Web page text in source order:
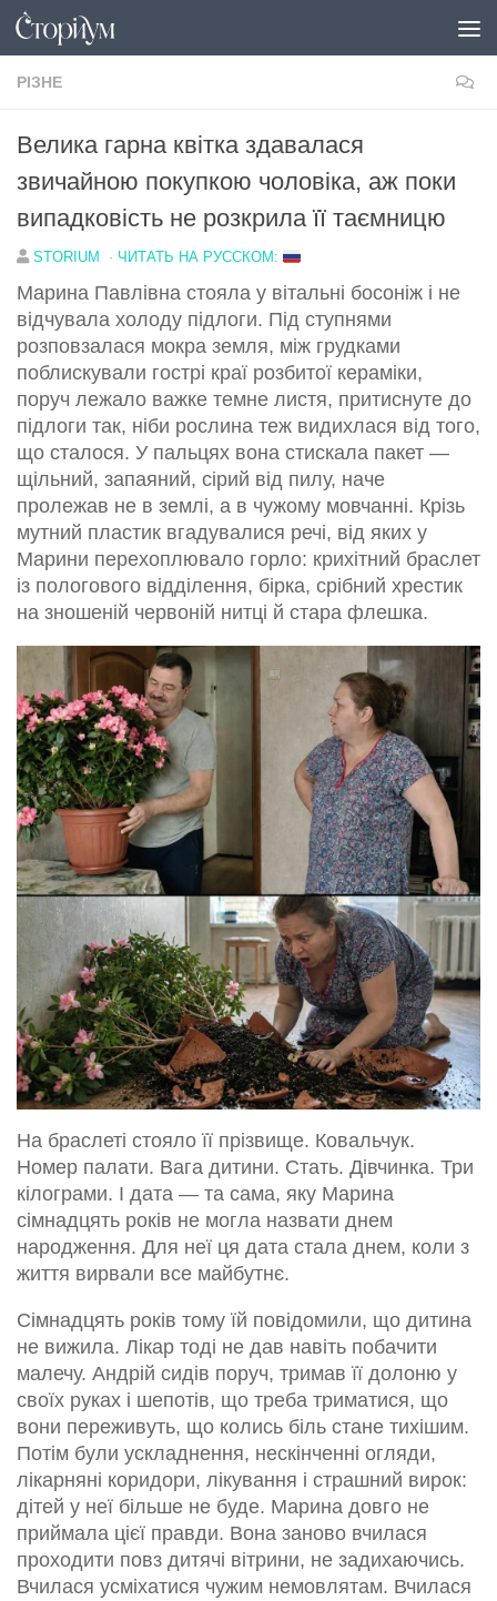
Перейти до вмісту
РІЗНЕ
Велика гарна квітка здавалася
звичайною покупкою чоловіка, аж поки
випадковість не розкрила її таємницю
STORIUM · ЧИТАТЬ НА РУССКОМ:
Марина Павлівна стояла у вітальні босоніж і не
відчувала холоду підлоги. Під ступнями
розповзалася мокра земля, між грудками
поблискували гострі краї розбитої кераміки,
поруч лежало важке темне листя, притиснуте до
підлоги так, ніби рослина теж видихлася від того,
що сталося. У пальцях вона стискала пакет —
щільний, запаяний, сірий від пилу, наче
пролежав не в землі, а в чужому мовчанні. Крізь
мутний пластик вгадувалися речі, від яких у
Марини перехоплювало горло: крихітний браслет
із пологового відділення, бірка, срібний хрестик
на зношеній червоній нитці й стара флешка.
На браслеті стояло її прізвище. Ковальчук.
Номер палати. Вага дитини. Стать. Дівчинка. Три
кілограми. І дата — та сама, яку Марина
сімнадцять років не могла назвати днем
народження. Для неї ця дата стала днем, коли з
життя вирвали все майбутнє.
Сімнадцять років тому їй повідомили, що дитина
не вижила. Лікар тоді не дав навіть побачити
малечу. Андрій сидів поруч, тримав її долоню у
своїх руках і шепотів, що треба триматися, що
вони переживуть, що колись біль стане тихішим.
Потім були ускладнення, нескінченні огляди,
лікарняні коридори, лікування і страшний вирок:
дітей у неї більше не буде. Марина довго не
приймала цієї правди. Вона заново вчилася
проходити повз дитячі вітрини, не задихаючись.
Вчилася усміхатися чужим немовлятам. Вчилася